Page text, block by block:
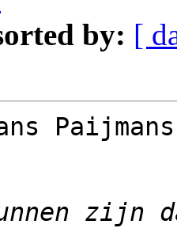
by: [
zijn